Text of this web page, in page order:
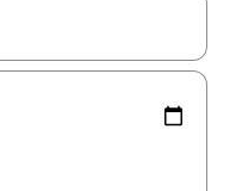
navega con las